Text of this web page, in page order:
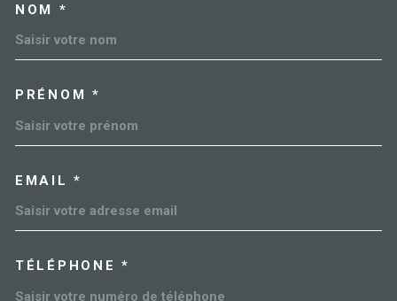
NOM *
PRÉNOM *
EMAIL *
TÉLÉPHONE *